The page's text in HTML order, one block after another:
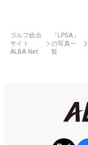
ゴルフ総合
サイト
ALBA Net
「LPGA」
の写真一
覧